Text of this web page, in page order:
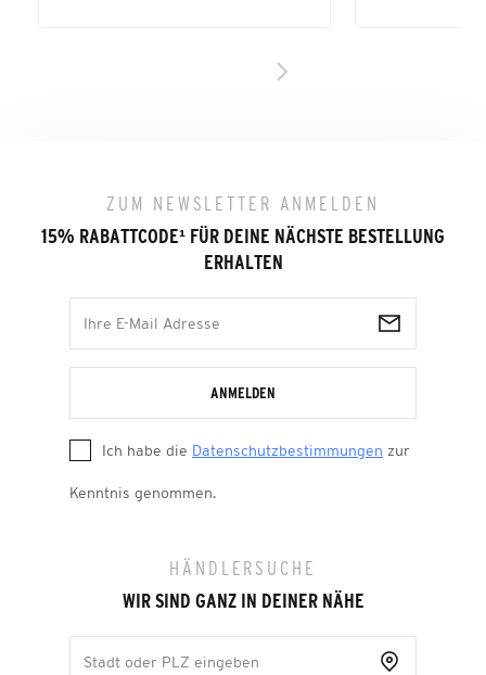
ZUM NEWSLETTER ANMELDEN
15% RABATTCODE¹ FÜR DEINE NÄCHSTE BESTELLUNG
ERHALTEN
ANMELDEN
Ich habe die Datenschutzbestimmungen zur
Kenntnis genommen.
HÄNDLERSUCHE
WIR SIND GANZ IN DEINER NÄHE